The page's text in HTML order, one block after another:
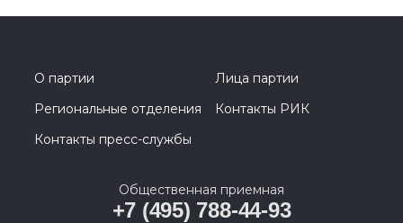
О партии
Лица партии
Региональные отделения
Контакты РИК
Контакты пресс-службы
Общественная приемная
+7 (495) 788-44-93